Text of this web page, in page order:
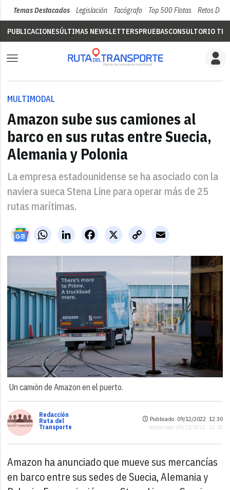
Temas Destacados Legislación Tacógrafo Top 500 Flotas Retos Del
PUBLICACIONESÚLTIMAS NEWSLETTERSPRUEBASCONSULTORIO
MULTIMODAL
Amazon sube sus camiones al
barco en sus rutas entre Suecia,
Alemania y Polonia
La empresa estadounidense se ha asociado con la
naviera sueca Stena Line para operar más de 25
rutas marítimas.
WhatsAppLinkedIn X
Facebook
Copy
Link
Email
Un camión de Amazon en el puerto.
Redacción
Ruta del
Transporte
Publicado: 09/12/2022 ·12:30
Actualizado: 09/12/2022 · 12:30
Amazon ha anunciado que mueve sus mercancías
en barco entre sus sedes de Suecia, Alemania y